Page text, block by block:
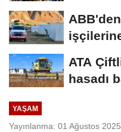
ATA
hasadı
YAŞAM
Yayınlanma: 01 Ağustos